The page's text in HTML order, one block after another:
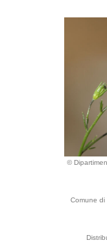
©
Comune di